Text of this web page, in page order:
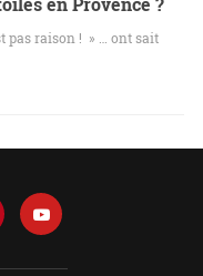
pas raison ! » … ont sait